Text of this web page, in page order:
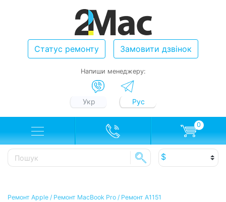
Статус ремонту Замовити дзвінок
Напиши менеджеру:
Укр Рус
0
Ремонт Apple / Ремонт MacBook Pro / Ремонт A1151